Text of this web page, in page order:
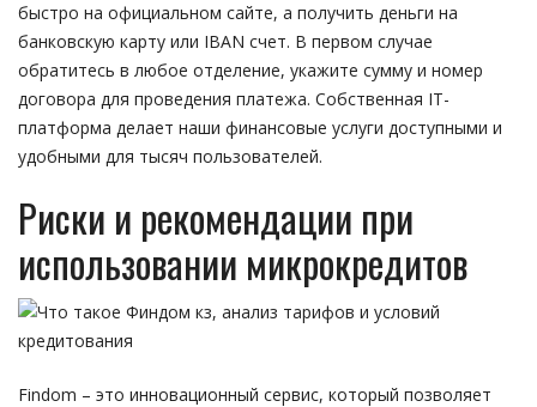
быстро на официальном сайте, а получить деньги на
банковскую карту или IBAN счет. В первом случае
обратитесь в любое отделение, укажите сумму и номер
договора для проведения платежа. Собственная IT-
платформа делает наши финансовые услуги доступными и
удобными для тысяч пользователей.
Риски и рекомендации при
использовании микрокредитов
Findom – это инновационный сервис, который позволяет